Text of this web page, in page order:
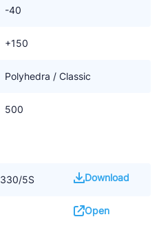
-40
+150
Polyhedra / Classic
500
5S Download
Open